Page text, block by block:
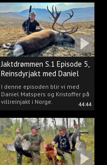
44:44
Jaktdrømmen S.1 Episode 5,
Reinsdyrjakt med Daniel
Matspers.
I denne episoden blir vi med
Daniel Matspers og Kristoffer på
villreinjakt i Norge.